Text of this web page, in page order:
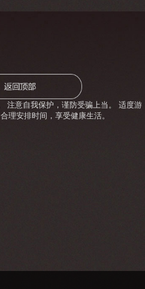
注意自我保护，谨防受骗上当。 适度游
理安排时间，享受健康生活。